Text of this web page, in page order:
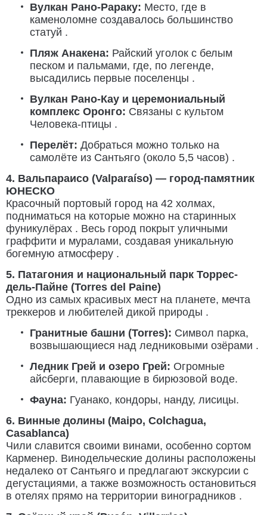
Вулкан Рано-Рараку: Место, где в
каменоломне создавалось большинство
статуй .
Пляж Анакена: Райский уголок с белым
песком и пальмами, где, по легенде,
высадились первые поселенцы .
Вулкан Рано-Кау и церемониальный
комплекс Оронго: Связаны с культом
Человека-птицы .
Перелёт: Добраться можно только на
самолёте из Сантьяго (около 5,5 часов) .
4. Вальпараисо (Valparaíso) — город-памятник
ЮНЕСКО
Красочный портовый город на 42 холмах,
подниматься на которые можно на старинных
фуникулёрах . Весь город покрыт уличными
граффити и муралами, создавая уникальную
богемную атмосферу .
5. Патагония и национальный парк Торрес-
дель-Пайне (Torres del Paine)
Одно из самых красивых мест на планете, мечта
треккеров и любителей дикой природы .
Гранитные башни (Torres): Символ парка,
возвышающиеся над ледниковыми озёрами .
Ледник Грей и озеро Грей: Огромные
айсберги, плавающие в бирюзовой воде.
Фауна: Гуанако, кондоры, нанду, лисицы.
6. Винные долины (Maipo, Colchagua,
Casablanca)
Чили славится своими винами, особенно сортом
Карменер. Винодельческие долины расположены
недалеко от Сантьяго и предлагают экскурсии с
дегустациями, а также возможность остановиться
в отелях прямо на территории виноградников .